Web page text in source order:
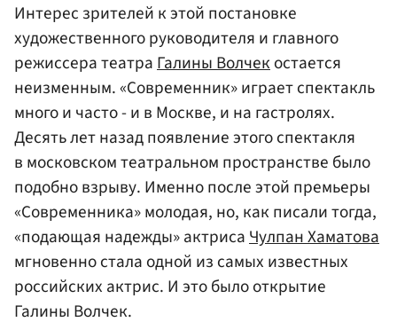
Интерес зрителей к этой постановке
художественного руководителя и главного
режиссера театраГалины Волчекостается
неизменным. «Современник» играет спектакль
много и часто - и в Москве, и на гастролях.
Десять лет назад появление этого спектакля
в московском театральном пространстве было
подобно взрыву. Именно после этой премьеры
«Современника» молодая, но, как писали тогда,
«подающая надежды» актрисаЧулпан Хаматова
мгновенно стала одной из самых известных
российских актрис. И это было открытие
Галины Волчек.